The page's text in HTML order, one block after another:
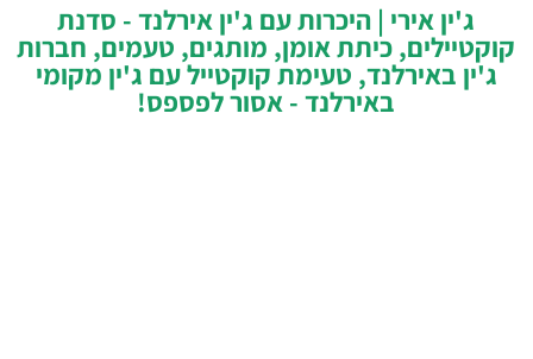
ג'ין אירי | היכרות עם ג'ין אירלנד - סדנת
קוקטיילים, כיתת אומן, מותגים, טעמים, חברות
ג'ין באירלנד, טעימת קוקטייל עם ג'ין מקומי
באירלנד - אסור לפספס!